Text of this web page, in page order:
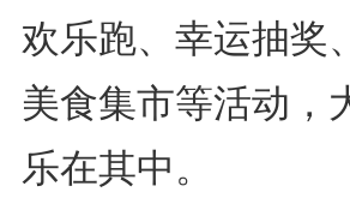
欢乐跑、幸运抽奖
美食集市等活动，
乐在其中。